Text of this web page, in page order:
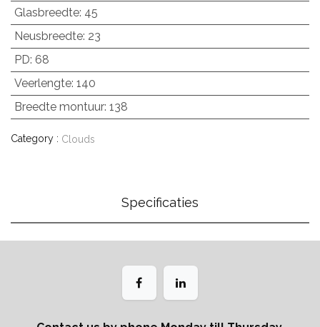
Glasbreedte: 45
Neusbreedte: 23
PD: 68
Veerlengte: 140
Breedte montuur: 138
Category : Clouds
Specificaties